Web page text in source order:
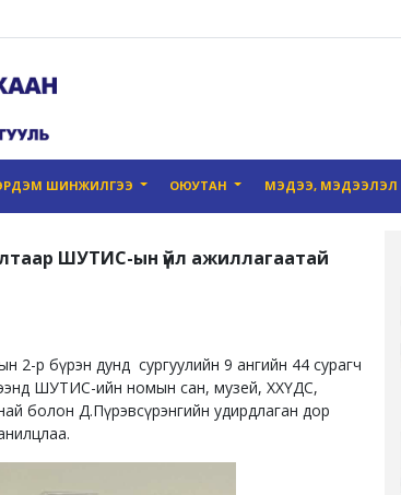
ШИНЖИЛГЭЭ ОЮУТАН МЭДЭЭ, МЭДЭЭЛЭЛ
ШУТИС-ын үйл ажиллагаатай
2-р бүрэн дунд сургуулийн 9 ангийн 44 сурагч
ШУТИС-ийн номын сан, музей, ХХҮДС,
болон Д.Пүрэвсүрэнгийн удирдлаган дор